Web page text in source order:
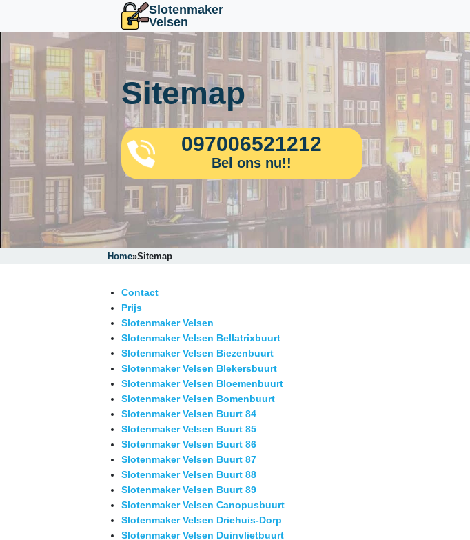
Slotenmaker
Velsen
Sitemap
097006521212
Bel ons nu!!
Home»Sitemap
Contact
Prijs
Slotenmaker Velsen
Slotenmaker Velsen Bellatrixbuurt
Slotenmaker Velsen Biezenbuurt
Slotenmaker Velsen Blekersbuurt
Slotenmaker Velsen Bloemenbuurt
Slotenmaker Velsen Bomenbuurt
Slotenmaker Velsen Buurt 84
Slotenmaker Velsen Buurt 85
Slotenmaker Velsen Buurt 86
Slotenmaker Velsen Buurt 87
Slotenmaker Velsen Buurt 88
Slotenmaker Velsen Buurt 89
Slotenmaker Velsen Canopusbuurt
Slotenmaker Velsen Driehuis-Dorp
Slotenmaker Velsen Duinvlietbuurt